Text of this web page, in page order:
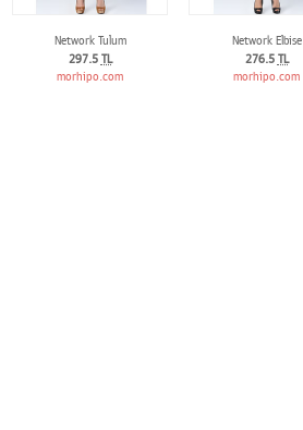
Network Tulum
297.5 TL
morhipo.com
Network Elbise
276.5 TL
morhipo.com